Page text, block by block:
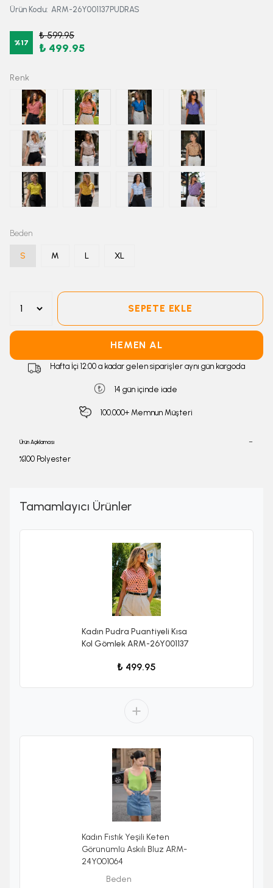
Ürün Kodu: ARM-26Y001137PUDRAS
%17
₺ 599.95
₺ 499.95
Renk
Beden
S M L XL
SEPETE EKLE
HEMEN AL
Hafta İçi 12:00 a kadar gelen siparişler aynı gün kargoda
14 gün içinde iade
100.000+ Memnun Müşteri
Ürün Açıklaması
%100 Polyester
Tamamlayıcı Ürünler
Kadın Pudra Puantiyeli Kısa
Kol Gömlek ARM-26Y001137
₺ 499.95
Kadın Fıstık Yeşili Keten
Görünümlü Askılı Bluz ARM-
24Y001064
Beden